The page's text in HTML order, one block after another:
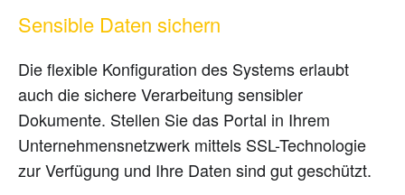
Sensible Daten sichern
Die flexible Konfiguration des Systems erlaubt
auch die sichere Verarbeitung sensibler
Dokumente. Stellen Sie das Portal in Ihrem
Unternehmensnetzwerk mittels SSL-Technologie
zur Verfügung und Ihre Daten sind gut geschützt.